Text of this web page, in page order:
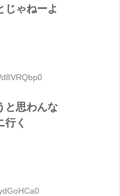
じゃねーよ
と思わんな
行く